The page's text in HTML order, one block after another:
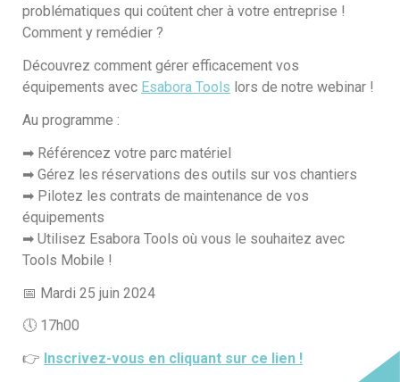
problématiques qui coûtent cher à votre entreprise !
Comment y remédier ?
Découvrez comment gérer efficacement vos
équipements avec Esabora Tools lors de notre webinar !
Au programme :
➡ Référencez votre parc matériel
➡ Gérez les réservations des outils sur vos chantiers
➡ Pilotez les contrats de maintenance de vos
équipements
➡ Utilisez Esabora Tools où vous le souhaitez avec
Tools Mobile !
📅 Mardi 25 juin 2024
🕔 17h00
👉 Inscrivez-vous en cliquant sur ce lien !